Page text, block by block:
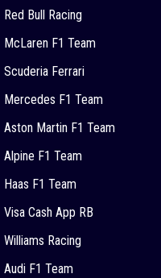
Red Bull Racing
McLaren F1 Team
Scuderia Ferrari
Mercedes F1 Team
Aston Martin F1 Team
Alpine F1 Team
Haas F1 Team
Visa Cash App RB
Williams Racing
Audi F1 Team